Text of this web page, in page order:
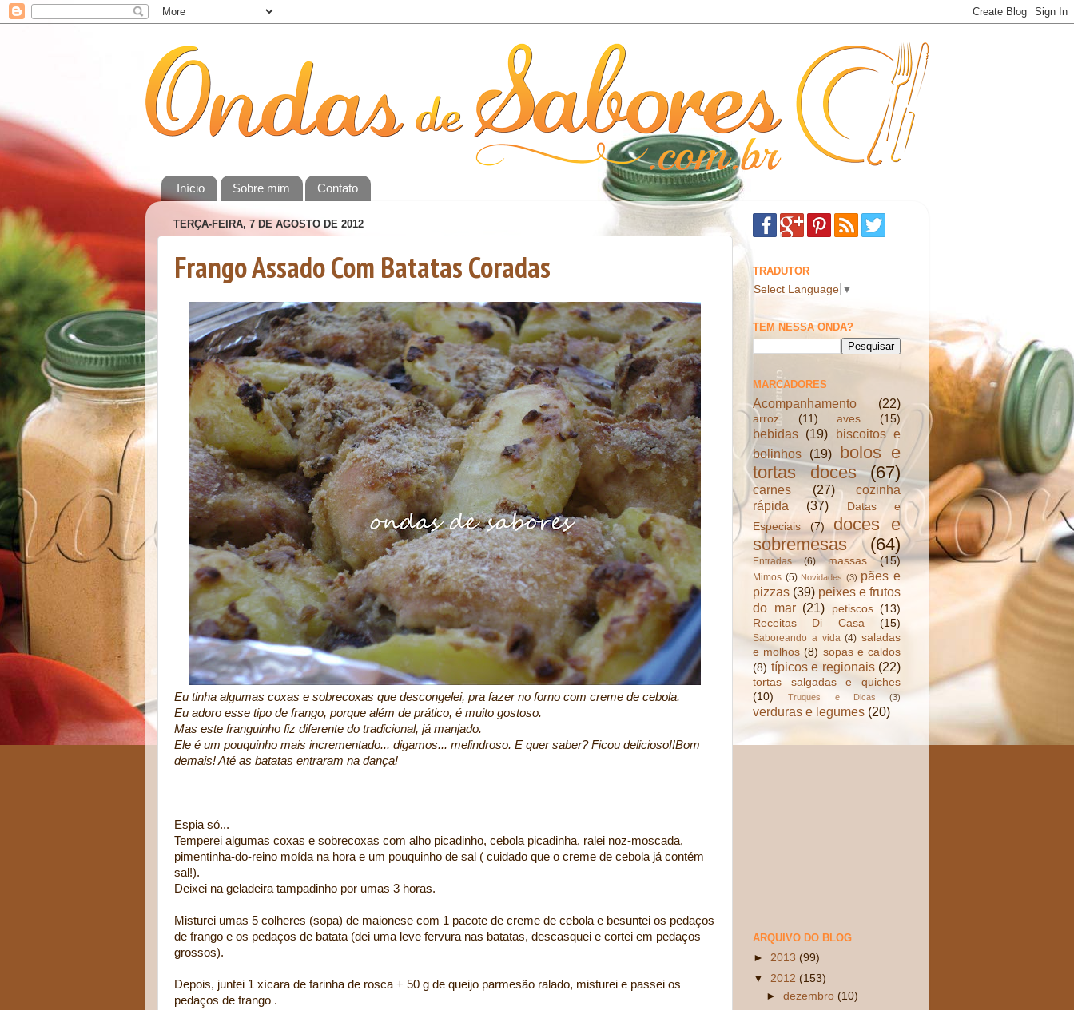
Início Sobre mim Contato
TERÇA-FEIRA, 7 DE AGOSTO DE 2012
Frango Assado Com Batatas Coradas
Eu tinha algumas coxas e sobrecoxas que descongelei, pra fazer no forno com creme de cebola.
Eu adoro esse tipo de frango, porque além de prático, é muito gostoso.
Mas este franguinho fiz diferente do tradicional, já manjado.
Ele é um pouquinho mais incrementado... digamos... melindroso. E quer saber? Ficou delicioso!!Bom
demais! Até as batatas entraram na dança!
Espia só...
Temperei algumas coxas e sobrecoxas com alho picadinho, cebola picadinha, ralei noz-moscada,
pimentinha-do-reino moída na hora e um pouquinho de sal ( cuidado que o creme de cebola já contém
sal!).
Deixei na geladeira tampadinho por umas 3 horas.
Misturei umas 5 colheres (sopa) de maionese com 1 pacote de creme de cebola e besuntei os pedaços
de frango e os pedaços de batata (dei uma leve fervura nas batatas, descasquei e cortei em pedaços
grossos).
Depois, juntei 1 xícara de farinha de rosca + 50 g de queijo parmesão ralado, misturei e passei os
pedaços de frango .
TRADUTOR
Select Language ▼
TEM NESSA ONDA?
MARCADORES
Acompanhamento (22)
arroz (11) aves (15)
bebidas (19)
biscoitos e
bolinhos
(19)
bolos e
tortas doces
(67)
carnes (27)
cozinha
rápida
(37)
Datas e
Especiais
(7)
doces e
sobremesas
(64)
Entradas (6) massas (15)
Mimos (5) Novidades (3) pães e
pizzas (39) peixes e frutos
do mar (21) petiscos (13)
Receitas Di Casa
(15)
Saboreando a vida (4) saladas
e molhos (8) sopas e caldos
(8) típicos e regionais (22)
tortas salgadas e quiches
(10)
Truques e Dicas (3)
verduras e legumes (20)
ARQUIVO DO BLOG
► 2013 (99)
▼ 2012 (153)
►dezembro (10)